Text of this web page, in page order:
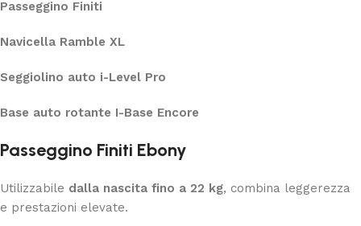
Passeggino Finiti
Navicella Ramble XL
Seggiolino auto i-Level Pro
Base auto rotante I-Base Encore
Passeggino Finiti Ebony
Utilizzabile dalla nascita fino a 22 kg, combina leggerezza
e prestazioni elevate.